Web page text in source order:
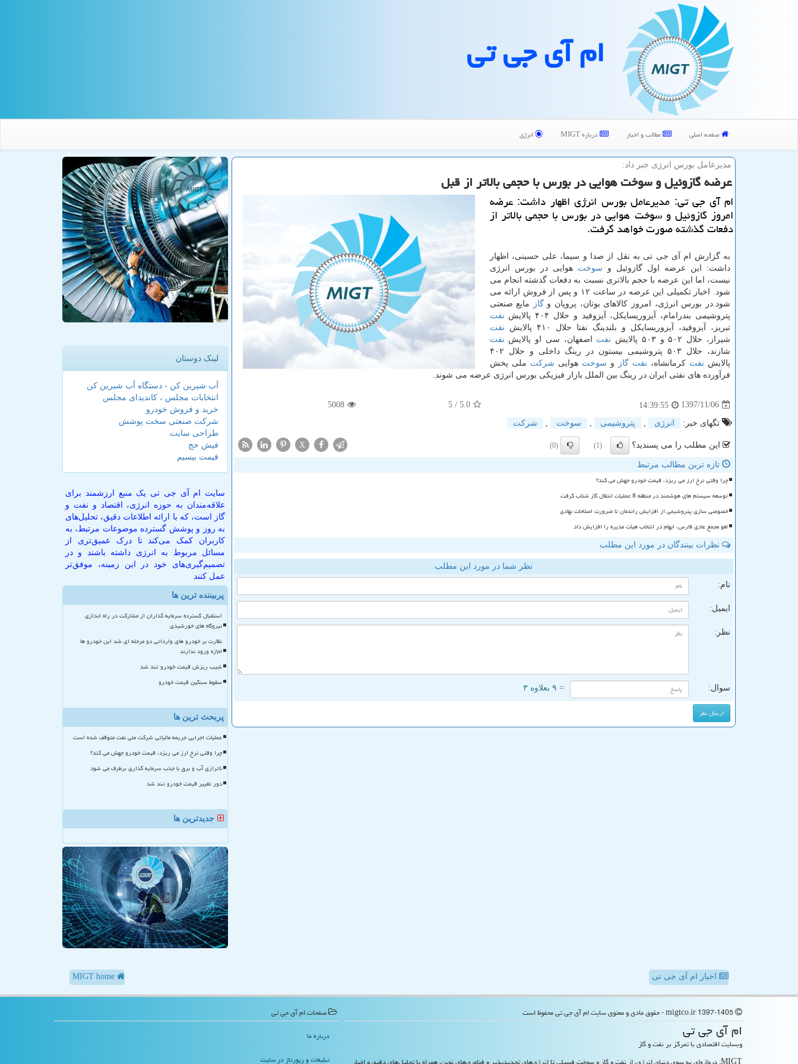
ام آی جی تی
صفحه اصلی مطالب و اخبار درباره MIGT انرژی
مدیرعامل بورس انرژی خبر داد:
عرضه گازوئیل و سوخت هوایی در بورس با حجمی بالاتر از قبل
ام آی جی تی: مدیرعامل بورس انرژی اظهار داشت: عرضه
امروز گازوئیل و سوخت هوایی در بورس با حجمی بالاتر از
دفعات گذشته صورت خواهد گرفت.
به گزارش ام آی جی تی به نقل از صدا و سیما، علی حسینی، اظهار
داشت: این عرضه اول گازوئیل و سوخت هوایی در بورس انرژی
نیست، اما این عرضه با حجم بالاتری نسبت به دفعات گذشته انجام می
شود. اخبار تكمیلی این عرضه در ساعت ۱۲ و پس از فروش ارائه می
شود.در بورس انرژی، امروز كالاهای بوتان، پروپان وگاز
مایع صنعتی
پتروشیمی بندرامام، آیزوریسایكل، آیزوفید و حلال ۴۰۴ پالایش
نفت
تبریز، آیزوفید، آیزوریسایكل و بلندینگ نفتا حلال ۴۱۰ پالایش
نفت
شیراز، حلال ۵۰۲ و ۵۰۳ پالایش
نفت اصفهان، سی او پالایش نفت
شازند، حلال ۵۰۳ پتروشیمی بیستون در رینگ داخلی و حلال ۴۰۲
پالایش نفت كرمانشاه، نفت گاز و سوخت هوایی شركت ملی پخش
فرآورده های نفتی ایران در رینگ بین الملل بازار فیزیكی بورس انرژی عرضه می شوند.
1397/11/06
14:39:55
5.0
/ 5
5008
تگهای خبر: انرژی پتروشیمی سوخت شركت
این مطلب را می پسندید؟ (1)
(0)
X
تازه ترین مطالب مرتبط
چرا وقتی نرخ ارز می ریزد، قیمت خودرو جهش می کند؟
توسعه سیستم های هوشمند در منطقه 8 عملیات انتقال گاز شتاب گرفت
خصوصی سازی پتروشیمی از افزایش راندمان تا ضرورت اصلاحات نهادی
لغو مجمع عادی فارس، ابهام در انتخاب هیأت مدیره را افزایش داد
نظرات بینندگان در مورد این مطلب
نظر شما در مورد این مطلب
نام:
ایمیل:
نظر:
سوال: = ۹ بعلاوه ۳
لینک دوستان
آب شیرین کن - دستگاه آب شیرین کن
انتخابات مجلس ، کاندیدای مجلس
خرید و فروش خودرو
شرکت صنعتی سخت پوشش
طراحی سایت
فیش حج
قیمت بیسیم
سایت ام آی جی تی یک منبع ارزشمند برای
علاقه‌مندان به حوزه انرژی، اقتصاد و نفت و
گاز است، که با ارائه اطلاعات دقیق، تحلیل‌های
به روز و پوشش گسترده موضوعات مرتبط، به
کاربران کمک می‌کند تا درک عمیق‌تری از
مسائل مربوط به انرژی داشته باشند و در
تصمیم‌گیری‌های خود در این زمینه، موفق‌تر
عمل کنند
پربیننده ترین ها
استقبال گسترده سرمایه گذاران از مشارکت در راه اندازی
نیروگاه های خورشیدی
نظارت بر خودرو های وارداتی دو مرحله ای شد این خودرو ها
اجازه ورود ندارند
شیب ریزش قیمت خودرو تند شد
سقوط سنگین قیمت خودرو
پربحث ترین ها
عملیات اجرایی جریمه مالیاتی شرکت ملی نفت متوقف شده است
چرا وقتی نرخ ارز می ریزد، قیمت خودرو جهش می کند؟
ناترازی آب و برق با جذب سرمایه گذاری برطرف می شود
دور تغییر قیمت خودرو تند شد
جدیدترین ها
اخبار ام آی جی تی
ام آی جی تی
وبسایت اقتصادی با تمرکز بر نفت و گاز
صفحات ام آی جی تی
درباره ما
تبلیغات و رپورتاژ در سایت